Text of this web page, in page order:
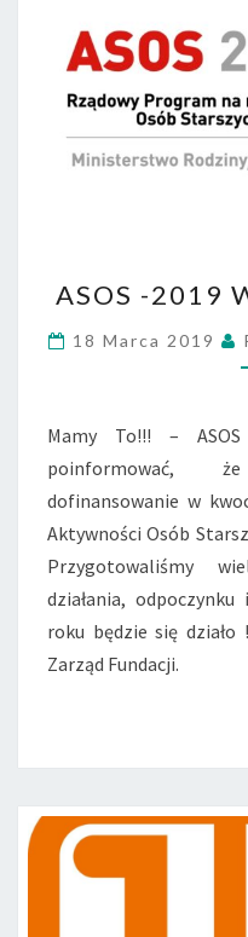
ASOS -2019
18 Marca 2019
Mamy To!!! –
poinformować,
dofinansowanie w
Aktywności Osób
Przygotowaliśmy
działania,
roku będzie się
Zarząd Fundacji.